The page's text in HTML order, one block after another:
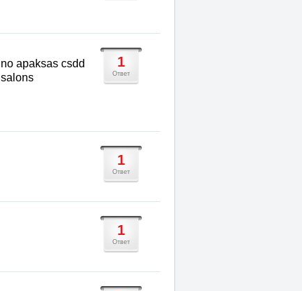
1
Ответ
apaksas csdd
1
Ответ
1
Ответ